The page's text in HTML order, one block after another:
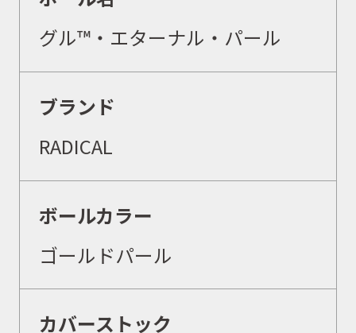
グル™・エターナル・パール
ブランド
RADICAL
ボールカラー
ゴールドパール
カバーストック